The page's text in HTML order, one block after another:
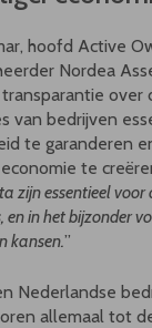
hoofd Active
Nordea
over
van bedrijven
te garanderen
te
zijn essentieel voor
en in het bijzonder
kansen.”
Nederlandse
allemaal tot